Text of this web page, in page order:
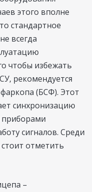
этого вполне
стандартное
всегда
чтобы избежать
рекомендуется
(БСФ). Этот
синхронизацию
сигналов. Среди
отметить
–